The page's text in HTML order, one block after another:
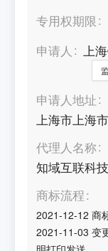
专用权期限
申请人
上
申请人地址
上海市上海
代理人名称
知域互联科
商标流程
2021-12-12 商
2021-11-03 变